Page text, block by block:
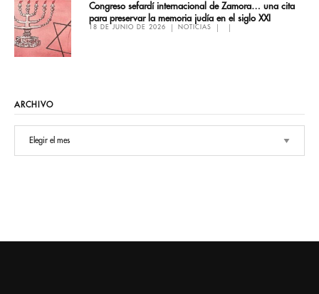
Congreso sefardí internacional de Zamora… una cita
para preservar la memoria judía en el siglo XXI
18 DE JUNIO DE 2026 NOTICIAS
ARCHIVO